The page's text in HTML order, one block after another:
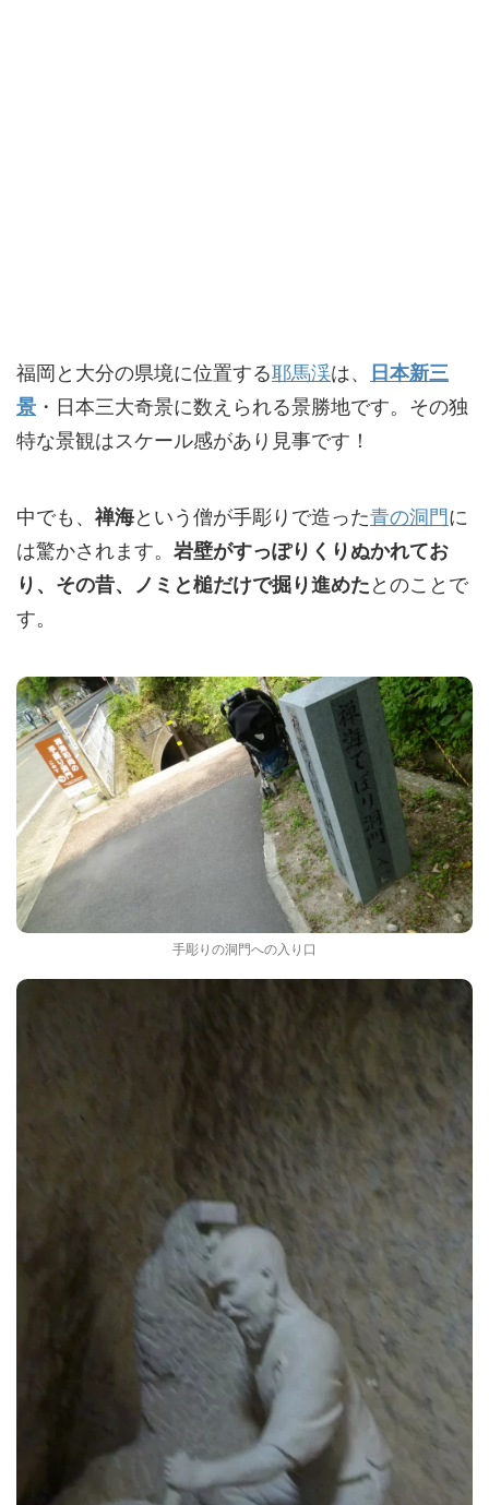
福岡と大分の県境に位置する耶馬渓は、 日本新三
景 ・日本三大奇景に数えられる景勝地です。その独
特な景観はスケール感があり見事です！
中でも、 禅海という僧が手彫りで造った青の洞門に
は驚かされます。 岩壁がすっぽりくりぬかれてお
り、その昔、ノミと槌だけで掘り進めたとのことで
す。
手彫りの洞門への入り口